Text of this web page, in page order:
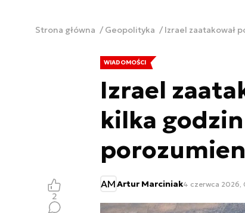
Strona główna Geopolityka Izrael zaatakował
WIADOMOŚCI
Izrael
kilka
AMArtur Marciniak4 czerwca 2026,
2